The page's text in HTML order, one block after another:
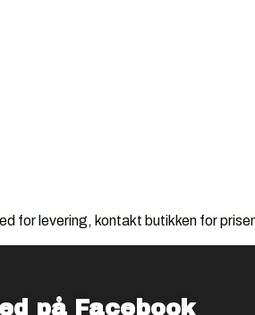
for levering, kontakt butikken for
på Facebook